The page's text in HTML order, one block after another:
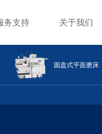
务支持 关于我们
圆盘式平面磨床
全自动单轴伺服平面磨